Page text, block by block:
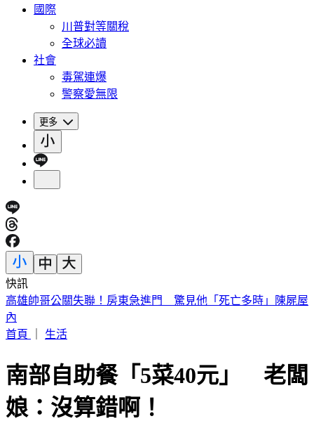
國際
川普對等關稅
全球必讀
社會
毒駕連爆
警察愛無限
更多
快訊
晚起南部雨勢接力！專家曝「雨炸北台灣關鍵」 估這時起緩
和
首頁
生活
南部自助餐「5菜40元」 老闆
娘：沒算錯啊！